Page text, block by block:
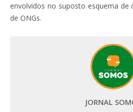
envolvidos no suposto esquema de
de ONGs.
JORNAL